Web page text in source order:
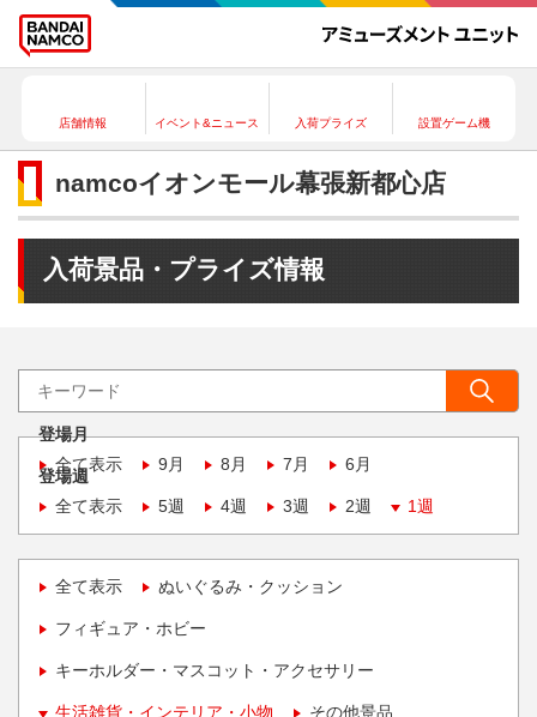
店舗情報 イベント&ニュース 入荷プライズ 設置ゲーム機
namcoイオンモール幕張新都心店
入荷景品・プライズ情報
登場月
全て表示
9月 8月 7月 6月
登場週
全て表示
5週 4週 3週 2週 1週
全て表示 ぬいぐるみ・クッション
フィギュア・ホビー
キーホルダー・マスコット・アクセサリー
生活雑貨・インテリア・小物 その他景品